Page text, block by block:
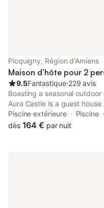
Picquigny, Région d'Amiens
Maison d’hôte pour 2
9.5Fantastique⋅229 avis
Boasting a seasonal
Aura Castle is a guest
Picquigny, 11 km from
entrance at the guest house
Piscine extérieure Piscine
dès 164 € par nuit